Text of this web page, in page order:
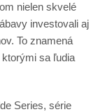
nielen skvelé
investovali aj
To znamená
sa ľudia
Series, série